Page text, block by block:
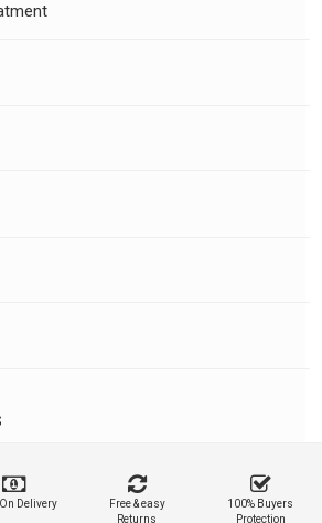
Delivery
Free & easy
Returns
100% Buyers
Protection